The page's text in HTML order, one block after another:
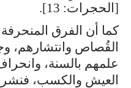
[الحجرات: 13].
كما أن الفرق
القُصاص وانتشارهم،
علمهم بالسنة،
العيش والكسب،